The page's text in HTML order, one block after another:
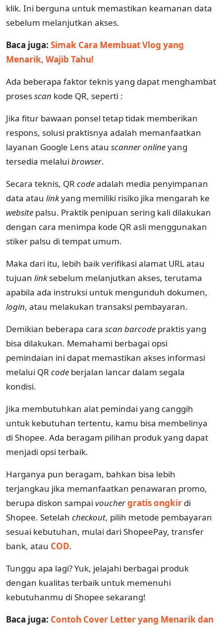
klik. Ini berguna untuk memastikan keamanan data
sebelum melanjutkan akses.
Baca juga: Simak Cara Membuat Vlog yang
Menarik, Wajib Tahu!
Ada beberapa faktor teknis yang dapat menghambat
prosesscan kode QR, seperti :
Jika fitur bawaan ponsel tetap tidak memberikan
respons, solusi praktisnya adalah memanfaatkan
layanan Google Lens atau scanner onlineyang
tersedia melalui browser.
Secara teknis, QR codeadalah media penyimpanan
data atau linkyang memiliki risiko jika mengarah ke
website palsu. Praktik penipuan sering kali dilakukan
dengan cara menimpa kode QR asli menggunakan
stiker palsu di tempat umum.
Maka dari itu, lebih baik verifikasi alamat URL atau
tujuan linksebelum melanjutkan akses, terutama
apabila ada instruksi untuk mengunduh dokumen,
login, atau melakukan transaksi pembayaran.
Demikian beberapa cara scan barcode praktis yang
bisa dilakukan. Memahami berbagai opsi
pemindaian ini dapat memastikan akses informasi
melalui QR code berjalan lancar dalam segala
kondisi.
Jika membutuhkan alat pemindai yang canggih
untuk kebutuhan tertentu, kamu bisa membelinya
di Shopee. Ada beragam pilihan produk yang dapat
menjadi opsi terbaik.
Harganya pun beragam, bahkan bisa lebih
terjangkau jika memanfaatkan penawaran promo,
berupa diskon sampai vouchergratis ongkir di
Shopee. Setelah checkout, pilih metode pembayaran
sesuai kebutuhan, mulai dari ShopeePay, transfer
bank, atau COD.
Tunggu apa lagi? Yuk, jelajahi berbagai produk
dengan kualitas terbaik untuk memenuhi
kebutuhanmu di Shopee sekarang!
Baca juga: Contoh Cover Letter yang Menarik dan